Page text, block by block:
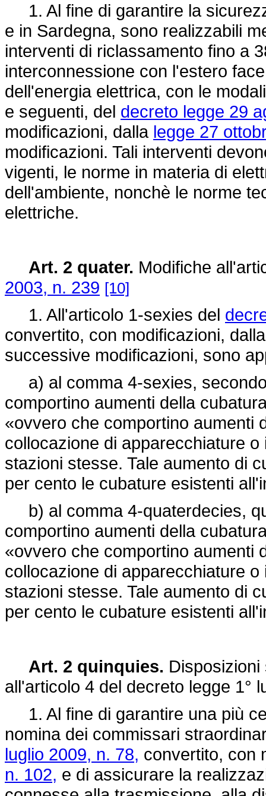
1. Al fine di garantire la
e in Sardegna, sono realizzabili
interventi di riclassamento fino a
interconnessione con l'estero
dell'energia elettrica, con le
e seguenti, del decreto legge 29
modificazioni, dalla legge 27
modificazioni. Tali interventi
vigenti, le norme in materia di
dell'ambiente, nonchè le norme
elettriche.
Art. 2 quater. Modifiche
2003, n. 239 [10]
1. All'articolo 1-sexies del
convertito, con modificazioni,
successive modificazioni, sono
a) al comma 4-sexies,
comportino aumenti della
«ovvero che comportino aumenti
collocazione di apparecchiature
stazioni stesse. Tale aumento di
per cento le cubature esistenti
b) al comma 4-quaterdecies,
comportino aumenti della
«ovvero che comportino aumenti
collocazione di apparecchiature
stazioni stesse. Tale aumento di
per cento le cubature esistenti
Art. 2 quinquies.
all'articolo 4 del decreto legge 1°
1. Al fine di garantire una più
nomina dei commissari
luglio 2009, n. 78, convertito, con
n. 102, e di assicurare la